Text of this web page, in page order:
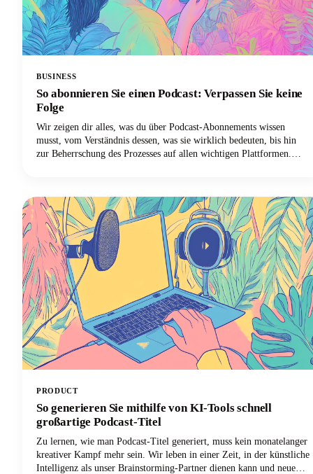
BUSINESS
So abonnieren Sie einen Podcast: Verpassen Sie keine
Folge
Wir zeigen dir alles, was du über Podcast-Abonnements wissen
musst, vom Verständnis dessen, was sie wirklich bedeuten, bis hin
zur Beherrschung des Prozesses auf allen wichtigen Plattformen.
PRODUCT
So generieren Sie mithilfe von KI-Tools schnell
großartige Podcast-Titel
Zu lernen, wie man Podcast-Titel generiert, muss kein monatelanger
kreativer Kampf mehr sein. Wir leben in einer Zeit, in der künstliche
Intelligenz als unser Brainstorming-Partner dienen kann und neue